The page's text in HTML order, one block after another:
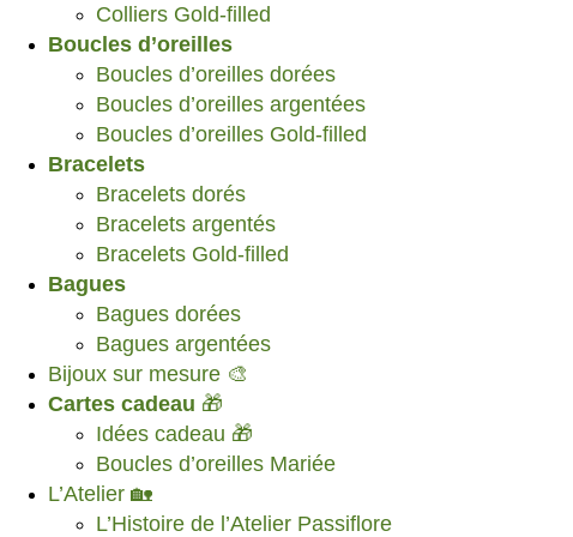
Colliers Gold-filled
Boucles d’oreilles
Boucles d’oreilles dorées
Boucles d’oreilles argentées
Boucles d’oreilles Gold-filled
Bracelets
Bracelets dorés
Bracelets argentés
Bracelets Gold-filled
Bagues
Bagues dorées
Bagues argentées
Bijoux sur mesure 🎨
Cartes cadeau 🎁
Idées cadeau 🎁
Boucles d’oreilles Mariée
L’Atelier 🏡
L’Histoire de l’Atelier Passiflore